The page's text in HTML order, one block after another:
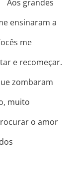
Aos grandes
ensinaram a
me
e recomeçar.
zombaram
muito
o amor